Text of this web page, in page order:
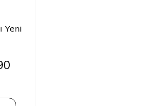
Yeni